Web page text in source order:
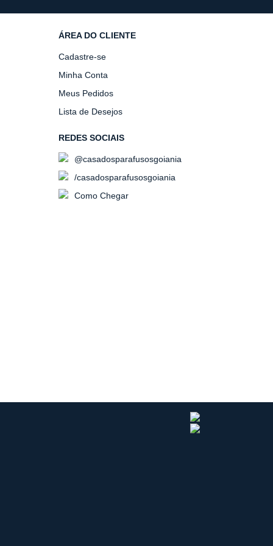
ÁREA DO CLIENTE
Cadastre-se
Minha Conta
Meus Pedidos
Lista de Desejos
REDES SOCIAIS
@casadosparafusosgoiania
/casadosparafusosgoiania
Como Chegar